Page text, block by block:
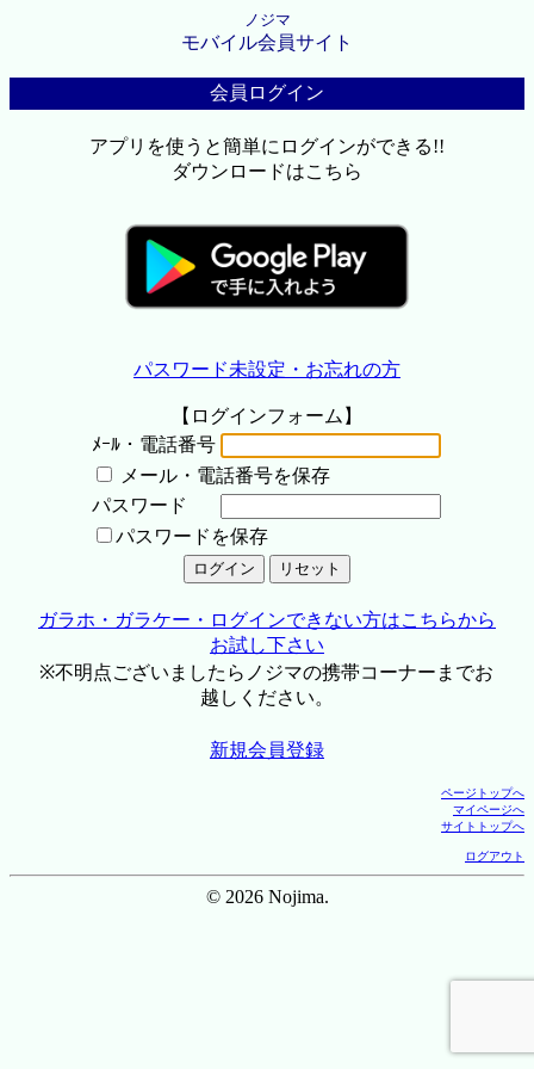
ノジマ
モバイル会員サイト
会員ログイン
アプリを使うと簡単にログインができる!!
ダウンロードはこちら
パスワード未設定・お忘れの方
【ログインフォーム】
ﾒｰﾙ・電話番号
メール・電話番号を保存
パスワード
パスワードを保存
ガラホ・ガラケー・ログインできない方はこちらから
お試し下さい
※不明点ございましたらノジマの携帯コーナーまでお
越しください。
新規会員登録
ページトップへ
マイページへ
サイトトップへ
ログアウト
© 2026 Nojima.